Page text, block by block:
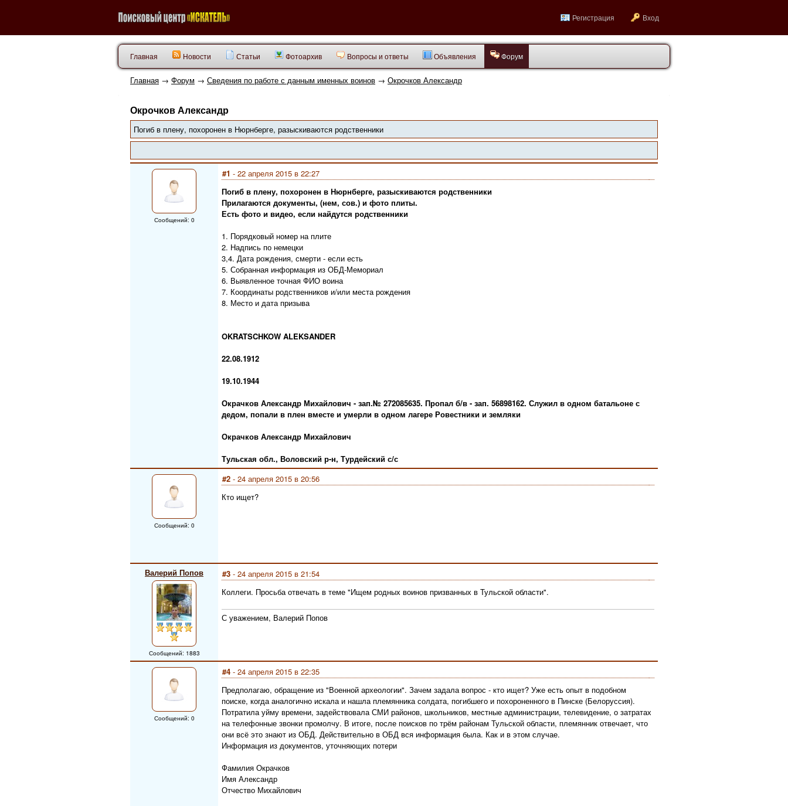
Регистрация Вход
Главная Новости Статьи Фотоархив Вопросы и ответы Объявления Форум
Главная → Форум → Сведения по работе с данным именных воинов → Окрочков Александр
Окрочков Александр
Погиб в плену, похоронен в Нюрнберге, разыскиваются родственники
Сообщений: 0
#1 - 22 апреля 2015 в 22:27
Погиб в плену, похоронен в Нюрнберге, разыскиваются родственники
Прилагаются документы, (нем, сов.) и фото плиты.
Есть фото и видео, если найдутся родственники
1. Порядковый номер на плите
2. Надпись по немецки
3,4. Дата рождения, смерти - если есть
5. Собранная информация из ОБД-Мемориал
6. Выявленное точная ФИО воина
7. Координаты родственников и/или места рождения
8. Место и дата призыва
OKRATSCHKOW ALEKSANDER
22.08.1912
19.10.1944
Окрачков Александр Михайлович - зап.№ 272085635. Пропал б/в - зап. 56898162. Служил в одном батальоне с
дедом, попали в плен вместе и умерли в одном лагере Ровестники и земляки
Окрачков Александр Михайлович
Тульская обл., Воловский р-н, Турдейский с/с
Сообщений: 0
#2 - 24 апреля 2015 в 20:56
Кто ищет?
Валерий Попов
Сообщений: 1883
#3 - 24 апреля 2015 в 21:54
Коллеги. Просьба отвечать в теме "Ищем родных воинов призванных в Тульской области".
С уважением, Валерий Попов
Сообщений: 0
#4 - 24 апреля 2015 в 22:35
Предполагаю, обращение из "Военной археологии". Зачем задала вопрос - кто ищет? Уже есть опыт в подобном
поиске, когда аналогично искала и нашла племянника солдата, погибшего и похороненного в Пинске (Белоруссия).
Потратила уйму времени, задействовала СМИ районов, школьников, местные администрации, телевидение, о затратах
на телефонные звонки промолчу. В итоге, после поисков по трём районам Тульской области, племянник отвечает, что
они всё это знают из ОБД. Действительно в ОБД вся информация была. Как и в этом случае.
Информация из документов, уточняющих потери
Фамилия Окрачков
Имя Александр
Отчество Михайлович